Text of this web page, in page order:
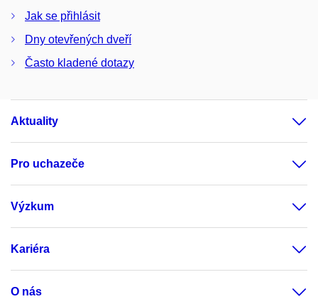
Jak se přihlásit
Dny otevřených dveří
Často kladené dotazy
Aktuality
Pro uchazeče
Výzkum
Kariéra
O nás